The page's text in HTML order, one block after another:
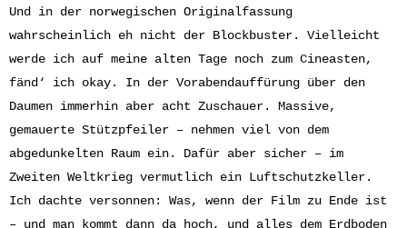
Und in der norwegischen Originalfassung
wahrscheinlich eh nicht der Blockbuster. Vielleicht
werde ich auf meine alten Tage noch zum Cineasten,
fänd‘ ich okay. In der Vorabendauffürung über den
Daumen immerhin aber acht Zuschauer. Massive,
gemauerte Stützpfeiler – nehmen viel von dem
abgedunkelten Raum ein. Dafür aber sicher – im
Zweiten Weltkrieg vermutlich ein Luftschutzkeller.
Ich dachte versonnen: Was, wenn der Film zu Ende ist
– und man kommt dann da hoch, und alles dem Erdboden